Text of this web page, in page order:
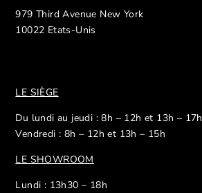
979 Third Avenue New York
10022 Etats-Unis
LE SIÈGE
Du lundi au jeudi : 8h – 12h et 13h – 17h
Vendredi : 8h – 12h et 13h – 15h
LE SHOWROOM
Lundi : 13h30 – 18h